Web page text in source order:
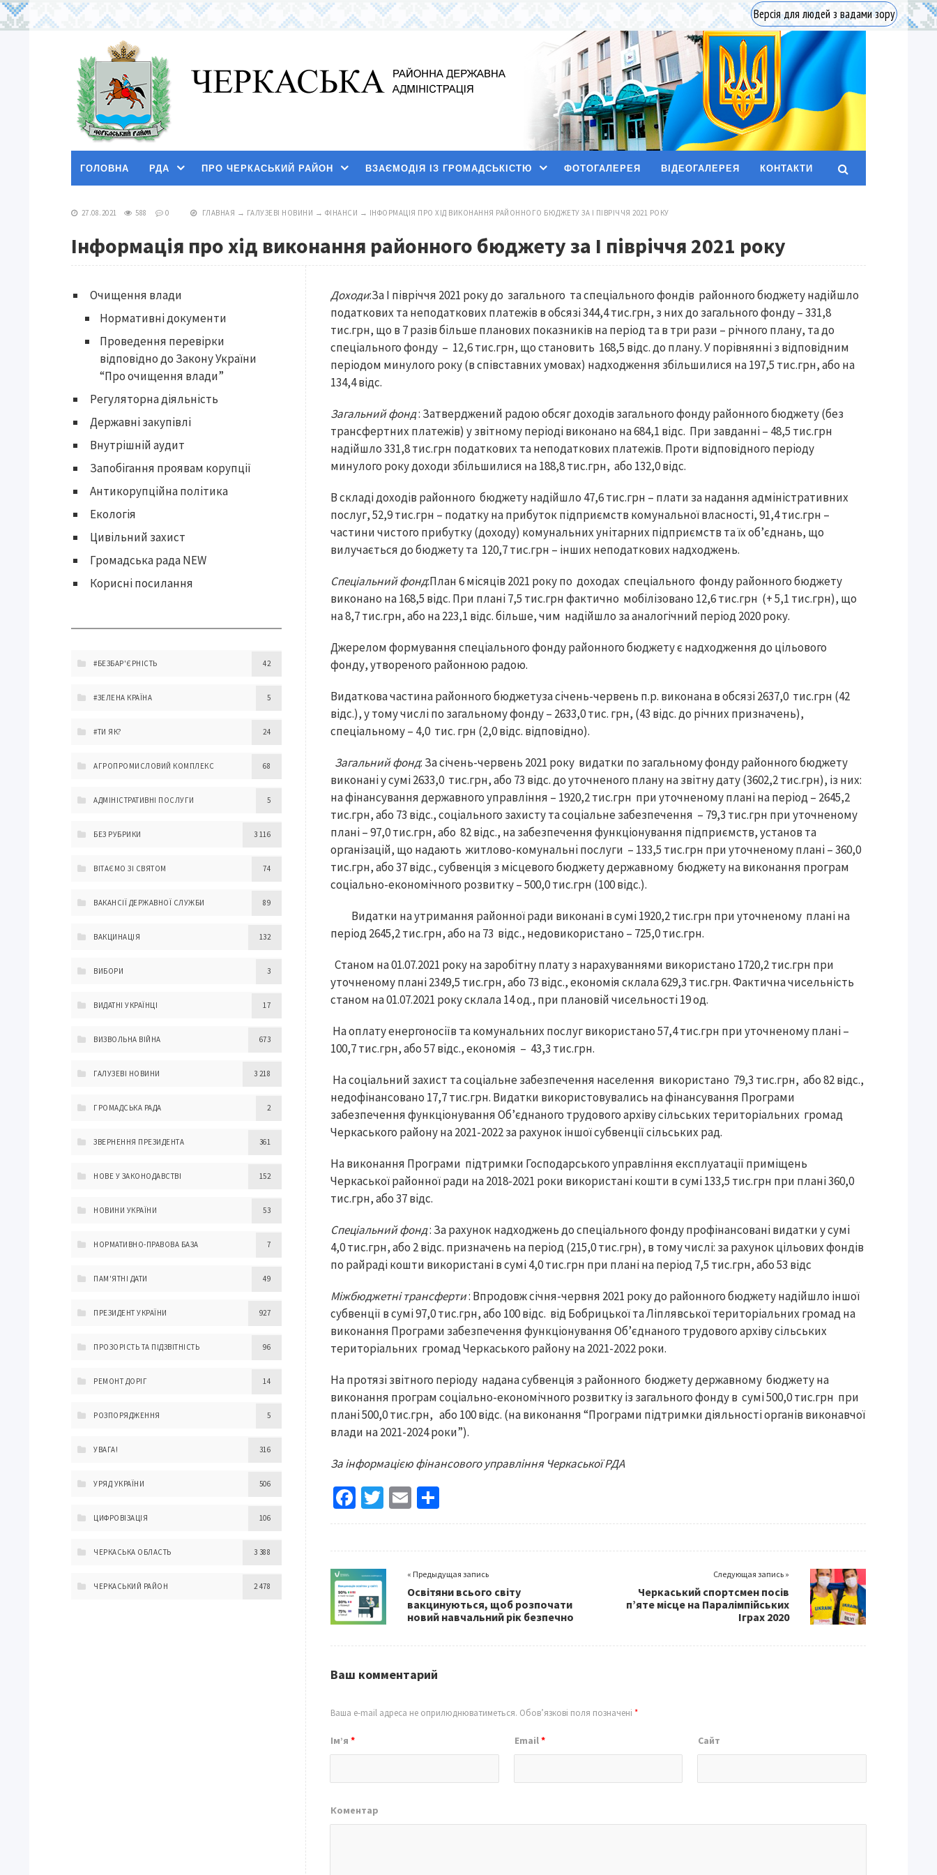
Версія для людей з вадами зору
ГОЛОВНА РДА ПРО ЧЕРКАСЬКИЙ РАЙОН ВЗАЄМОДІЯ ІЗ ГРОМАДСЬКІСТЮ ФОТОГАЛЕРЕЯ ВІДЕОГАЛЕРЕЯ КОНТАКТИ
27.08.2021 588 0 ГЛАВНАЯ → ГАЛУЗЕВІ НОВИНИ → ФІНАНСИ → ІНФОРМАЦІЯ ПРО ХІД ВИКОНАННЯ РАЙОННОГО БЮДЖЕТУ ЗА І ПІВРІЧЧЯ 2021 РОКУ
Інформація про хід виконання районного бюджету за І півріччя 2021 року
Доходи:За І півріччя 2021 року до загального та спеціального фондів районного бюджету надійшло
податкових та неподаткових платежів в обсязі 344,4 тис.грн, з них до загального фонду – 331,8
тис.грн, що в 7 разів більше планових показників на період та в три рази – річного плану, та до
спеціального фонду – 12,6 тис.грн, що становить 168,5 відс. до плану. У порівнянні з відповідним
періодом минулого року (в співставних умовах) надходження збільшилися на 197,5 тис.грн, або на
134,4 відс.
Загальний фонд: Затверджений радою обсяг доходів загального фонду районного бюджету (без
трансфертних платежів) у звітному періоді виконано на 684,1 відс. При завданні – 48,5 тис.грн
надійшло 331,8 тис.грн податкових та неподаткових платежів. Проти відповідного періоду
минулого року доходи збільшилися на 188,8 тис.грн, або 132,0 відс.
В складі доходів районного бюджету надійшло 47,6 тис.грн – плати за надання адміністративних
послуг, 52,9 тис.грн – податку на прибуток підприємств комунальної власності, 91,4 тис.грн –
частини чистого прибутку (доходу) комунальних унітарних підприємств та їх об’єднань, що
вилучається до бюджету та 120,7 тис.грн – інших неподаткових надходжень.
Спеціальний фонд:План 6 місяців 2021 року по доходах спеціального фонду районного бюджету
виконано на 168,5 відс. При плані 7,5 тис.грн фактично мобілізовано 12,6 тис.грн (+ 5,1 тис.грн), що
на 8,7 тис.грн, або на 223,1 відс. більше, чим надійшло за аналогічний період 2020 року.
Джерелом формування спеціального фонду районного бюджету є надходження до цільового
фонду, утвореного районною радою.
Видаткова частина районного бюджетуза січень-червень п.р. виконана в обсязі 2637,0 тис.грн (42
відс.), у тому числі по загальному фонду – 2633,0 тис. грн, (43 відс. до річних призначень),
спеціальному – 4,0 тис. грн (2,0 відс. відповідно).
Загальний фонд: За січень-червень 2021 року видатки по загальному фонду районного бюджету
виконані у сумі 2633,0 тис.грн, або 73 відс. до уточненого плану на звітну дату (3602,2 тис.грн), із них:
на фінансування державного управління – 1920,2 тис.грн при уточненому плані на період – 2645,2
тис.грн, або 73 відс., соціального захисту та соціальне забезпечення – 79,3 тис.грн при уточненому
плані – 97,0 тис.грн, або 82 відс., на забезпечення функціонування підприємств, установ та
організацій, що надають житлово-комунальні послуги – 133,5 тис.грн при уточненому плані – 360,0
тис.грн, або 37 відс., субвенція з місцевого бюджету державному бюджету на виконання програм
соціально-економічного розвитку – 500,0 тис.грн (100 відс.).
Видатки на утримання районної ради виконані в сумі 1920,2 тис.грн при уточненому плані на
період 2645,2 тис.грн, або на 73 відс., недовикористано – 725,0 тис.грн.
Станом на 01.07.2021 року на заробітну плату з нарахуваннями використано 1720,2 тис.грн при
уточненому плані 2349,5 тис.грн, або 73 відс., економія склала 629,3 тис.грн. Фактична чисельність
станом на 01.07.2021 року склала 14 од., при плановій чисельності 19 од.
На оплату енергоносіїв та комунальних послуг використано 57,4 тис.грн при уточненому плані –
100,7 тис.грн, або 57 відс., економія – 43,3 тис.грн.
На соціальний захист та соціальне забезпечення населення використано 79,3 тис.грн, або 82 відс.,
недофінансовано 17,7 тис.грн. Видатки використовувались на фінансування Програми
забезпечення функціонування Об’єднаного трудового архіву сільських територіальних громад
Черкаського району на 2021-2022 за рахунок іншої субвенції сільських рад.
На виконання Програми підтримки Господарського управління експлуатації приміщень
Черкаської районної ради на 2018-2021 роки використані кошти в сумі 133,5 тис.грн при плані 360,0
тис.грн, або 37 відс.
Спеціальний фонд: За рахунок надходжень до спеціального фонду профінансовані видатки у сумі
4,0 тис.грн, або 2 відс. призначень на період (215,0 тис.грн), в тому числі: за рахунок цільових фондів
по райраді кошти використані в сумі 4,0 тис.грн при плані на період 7,5 тис.грн, або 53 відс
Міжбюджетні трансферти: Впродовж січня-червня 2021 року до районного бюджету надійшло іншої
субвенції в сумі 97,0 тис.грн, або 100 відс. від Бобрицької та Ліплявської територіальних громад на
виконання Програми забезпечення функціонування Об’єднаного трудового архіву сільських
територіальних громад Черкаського району на 2021-2022 роки.
На протязі звітного періоду надана субвенція з районного бюджету державному бюджету на
виконання програм соціально-економічного розвитку із загального фонду в сумі 500,0 тис.грн при
плані 500,0 тис.грн, або 100 відс. (на виконання “Програми підтримки діяльності органів виконавчої
влади на 2021-2024 роки”).
За інформацією фінансового управління Черкаської РДА
Fa
ce
o
o
k
T
wi
er
E
m
l
h
« Предыдущая запись
Освітяни всього світу
вакцинуються, щоб розпочати
новий навчальний рік безпечно
Следующая запись »
Черкаський спортсмен посів
п’яте місце на Паралімпійських
Іграх 2020
Ваш комментарий
Ваша e-mail адреса не оприлюднюватиметься. Обов’язкові поля позначені*
Ім’я* Email* Сайт
Коментар
Очищення влади
Нормативні документи
Проведення перевірки
відповідно до Закону України
“Про очищення влади”
Регуляторна діяльність
Державні закупівлі
Внутрішній аудит
Запобігання проявам корупції
Антикорупційна політика
Екологія
Цивільний захист
Громадська рада NEW
Корисні посилання
#БЕЗБАР'ЄРНІСТЬ 42
#ЗЕЛЕНА КРАЇНА 5
#ТИ ЯК? 24
АГРОПРОМИСЛОВИЙ КОМПЛЕКС 68
АДМІНІСТРАТИВНІ ПОСЛУГИ 5
БЕЗ РУБРИКИ 3 116
ВІТАЄМО ЗІ СВЯТОМ 74
ВАКАНСІЇ ДЕРЖАВНОЇ СЛУЖБИ 89
ВАКЦИНАЦІЯ 132
ВИБОРИ 3
ВИДАТНІ УКРАЇНЦІ 17
ВИЗВОЛЬНА ВІЙНА 673
ГАЛУЗЕВІ НОВИНИ 3 218
ГРОМАДСЬКА РАДА 2
ЗВЕРНЕННЯ ПРЕЗИДЕНТА 361
НОВЕ У ЗАКОНОДАВСТВІ 152
НОВИНИ УКРАЇНИ 53
НОРМАТИВНО-ПРАВОВА БАЗА 7
ПАМ'ЯТНІ ДАТИ 49
ПРЕЗИДЕНТ УКРАЇНИ 927
ПРОЗОРІСТЬ ТА ПІДЗВІТНІСТЬ 96
РЕМОНТ ДОРІГ 14
РОЗПОРЯДЖЕННЯ 5
УВАГА! 316
УРЯД УКРАЇНИ 506
ЦИФРОВІЗАЦІЯ 106
ЧЕРКАСЬКА ОБЛАСТЬ 3 388
ЧЕРКАСЬКИЙ РАЙОН 2 478